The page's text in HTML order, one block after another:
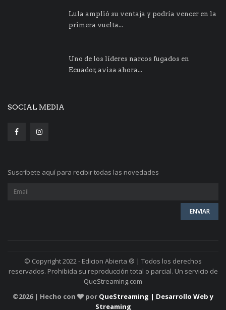
Lula amplió su ventaja y podría vencer en la
primera vuelta...
Uno de los líderes narcos fugados en
Ecuador, avisa ahora...
SOCIAL MEDIA
Suscríbete aquí para recibir todas las novedades
© Copyright 2022 - Edicion Abierta ® | Todos los derechos
reservados. Prohibida su reproducción total o parcial. Un servicio de
QueStreaming.com
©2026 | Hecho con por QueStreaming | Desarrollo Web y
Streaming